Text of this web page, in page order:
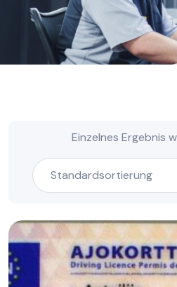
Einzelnes Ergebnis